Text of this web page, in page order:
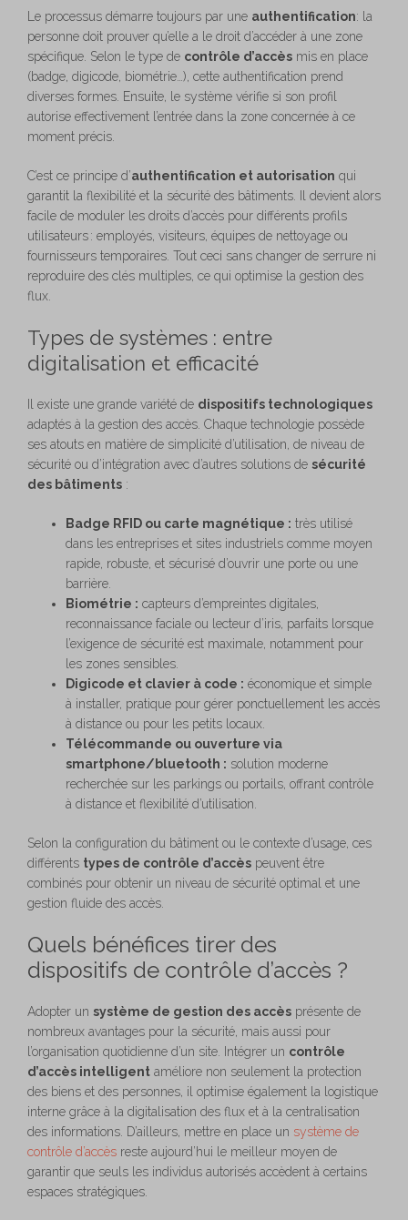
Le processus démarre toujours par une authentification: la
personne doit prouver qu’elle a le droit d’accéder à une zone
spécifique. Selon le type de contrôle d’accès mis en place
(badge, digicode, biométrie…), cette authentification prend
diverses formes. Ensuite, le système vérifie si son profil
autorise effectivement l’entrée dans la zone concernée à ce
moment précis.
C’est ce principe d’authentification et autorisation qui
garantit la flexibilité et la sécurité des bâtiments. Il devient alors
facile de moduler les droits d’accès pour différents profils
utilisateurs : employés, visiteurs, équipes de nettoyage ou
fournisseurs temporaires. Tout ceci sans changer de serrure ni
reproduire des clés multiples, ce qui optimise la gestion des
flux.
Types de systèmes : entre
digitalisation et efficacité
Il existe une grande variété de dispositifs technologiques
adaptés à la gestion des accès. Chaque technologie possède
ses atouts en matière de simplicité d’utilisation, de niveau de
sécurité ou d’intégration avec d’autres solutions de sécurité
des bâtiments :
Badge RFID ou carte magnétique : très utilisé
dans les entreprises et sites industriels comme moyen
rapide, robuste, et sécurisé d’ouvrir une porte ou une
barrière.
Biométrie : capteurs d’empreintes digitales,
reconnaissance faciale ou lecteur d’iris, parfaits lorsque
l’exigence de sécurité est maximale, notamment pour
les zones sensibles.
Digicode et clavier à code : économique et simple
à installer, pratique pour gérer ponctuellement les accès
à distance ou pour les petits locaux.
Télécommande ou ouverture via
smartphone/bluetooth : solution moderne
recherchée sur les parkings ou portails, offrant contrôle
à distance et flexibilité d’utilisation.
Selon la configuration du bâtiment ou le contexte d’usage, ces
différents types de contrôle d’accès peuvent être
combinés pour obtenir un niveau de sécurité optimal et une
gestion fluide des accès.
Quels bénéfices tirer des
dispositifs de contrôle d’accès ?
Adopter un système de gestion des accès présente de
nombreux avantages pour la sécurité, mais aussi pour
l’organisation quotidienne d’un site. Intégrer un contrôle
d’accès intelligent améliore non seulement la protection
des biens et des personnes, il optimise également la logistique
interne grâce à la digitalisation des flux et à la centralisation
des informations. D’ailleurs, mettre en place un système de
contrôle d’accès reste aujourd’hui le meilleur moyen de
garantir que seuls les individus autorisés accèdent à certains
espaces stratégiques.